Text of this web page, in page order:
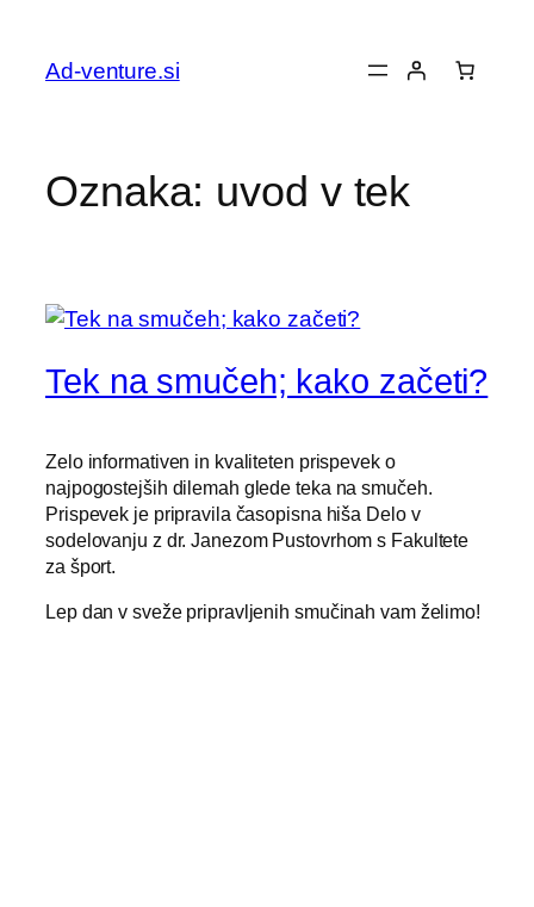
vsebino
Ad-venture.si
Oznaka: uvod v tek
Tek na smučeh; kako začeti?
Zelo informativen in kvaliteten prispevek o
najpogostejših dilemah glede teka na smučeh.
Prispevek je pripravila časopisna hiša Delo v
sodelovanju z dr. Janezom Pustovrhom s Fakultete
za šport.
Lep dan v sveže pripravljenih smučinah vam želimo!